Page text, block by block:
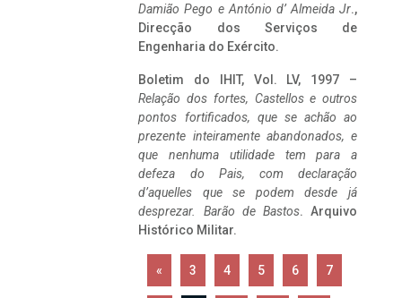
Damião Pego e António d’ Almeida Jr.,
Direcção dos Serviços de
Engenharia do Exército.
Boletim do IHIT, Vol. LV, 1997 –
Relação dos fortes, Castellos e outros
pontos fortificados, que se achão ao
prezente inteiramente abandonados, e
que nenhuma utilidade tem para a
defeza do Pais, com declaração
d’aquelles que se podem desde já
desprezar. Barão de Bastos. Arquivo
Histórico Militar.
« 3 4 5 6 7